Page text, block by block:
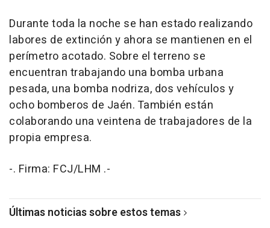
Durante toda la noche se han estado realizando
labores de extinción y ahora se mantienen en el
perímetro acotado. Sobre el terreno se
encuentran trabajando una bomba urbana
pesada, una bomba nodriza, dos vehículos y
ocho bomberos de Jaén. También están
colaborando una veintena de trabajadores de la
propia empresa.
-. Firma: FCJ/LHM .-
Últimas noticias sobre estos temas